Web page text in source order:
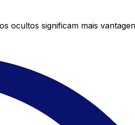
ocultos significam mais